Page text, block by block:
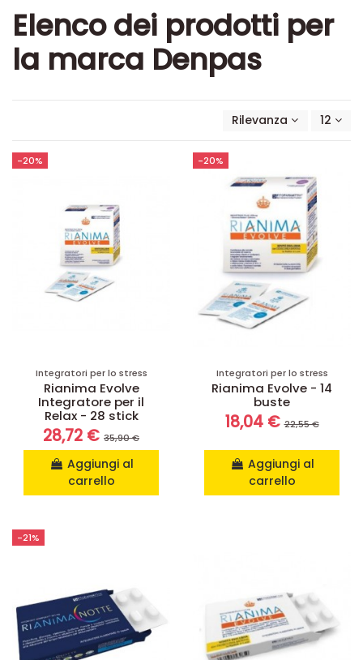
Elenco dei prodotti per
la marca Denpas
Rilevanza 12
-20%
Integratori per lo stress
Rianima Evolve
Integratore per il
Relax - 28 stick
28,72 € 35,90 €
Aggiungi al
carrello
-20%
Integratori per lo stress
Rianima Evolve - 14
buste
18,04 €22,55 €
Aggiungi al
carrello
-21%